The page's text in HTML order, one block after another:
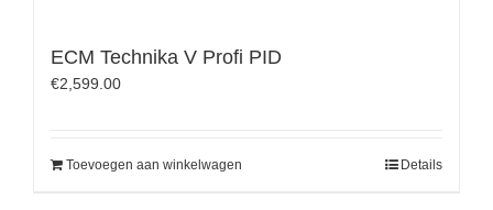
ECM Technika V Profi PID
€2,599.00
Toevoegen aan winkelwagen Details